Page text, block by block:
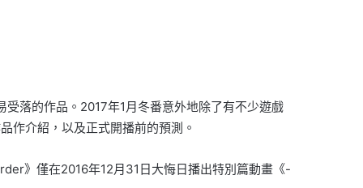
受落的作品。2017年1月冬番意外地除了有不少遊戲
作介紹， 以及正式開播前的預測。
》僅在2016年12月31日大悔日播出特別篇動畫《-